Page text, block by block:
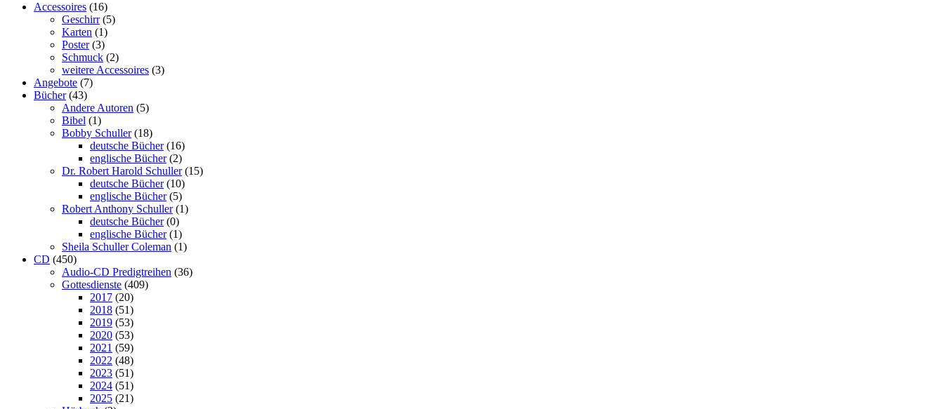
Accessoires (16)
Geschirr (5)
Karten (1)
Poster (3)
Schmuck (2)
weitere Accessoires (3)
Angebote (7)
Bücher (43)
Andere Autoren (5)
Bibel (1)
Bobby Schuller (18)
deutsche Bücher (16)
englische Bücher (2)
Dr. Robert Harold Schuller (15)
deutsche Bücher (10)
englische Bücher (5)
Robert Anthony Schuller (1)
deutsche Bücher (0)
englische Bücher (1)
Sheila Schuller Coleman (1)
CD (450)
Audio-CD Predigtreihen (36)
Gottesdienste (409)
2017 (20)
2018 (51)
2019 (53)
2020 (53)
2021 (59)
2022 (48)
2023 (51)
2024 (51)
2025 (21)